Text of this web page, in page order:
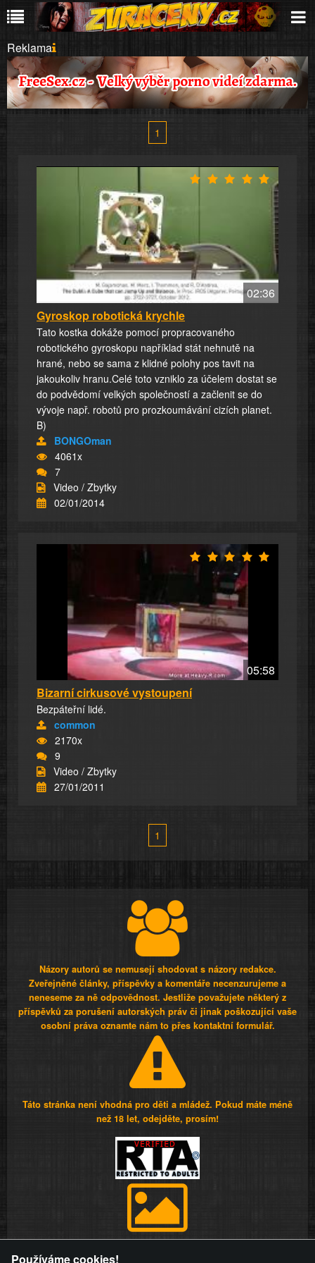
Reklama
1
02:36
Gyroskop robotická krychle
Tato kostka dokáže pomocí propracovaného
robotického gyroskopu například stát nehnutě na
hrané, nebo se sama z klidné polohy pos tavit na
jakoukoliv hranu.Celé toto vzniklo za účelem dostat se
do podvědomí velkých společností a začlenit se do
vývoje např. robotů pro prozkoumávání cizích planet.
B)
BONGOman
4061x
7
Video / Zbytky
02/01/2014
05:58
Bizarní cirkusové vystoupení
Bezpáteřní lidé.
common
2170x
9
Video / Zbytky
27/01/2011
1
Názory autorů se nemusejí shodovat s názory redakce.
Zveřejněné články, příspěvky a komentáře necenzurujeme a
neneseme za ně odpovědnost. Jestliže považujete některý z
příspěvků za porušení autorských práv či jinak poškozující vaše
osobní práva oznamte nám to přes kontaktní formulář.
Táto stránka není vhodná pro děti a mládež. Pokud máte méně
než 18 let, odejděte, prosím!
Používáme cookies!